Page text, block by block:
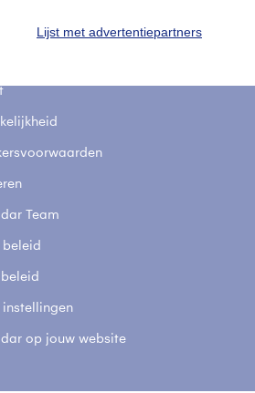
Lijst met advertentiepartners
vragen
Team
beleid
instellingen
op jouw website